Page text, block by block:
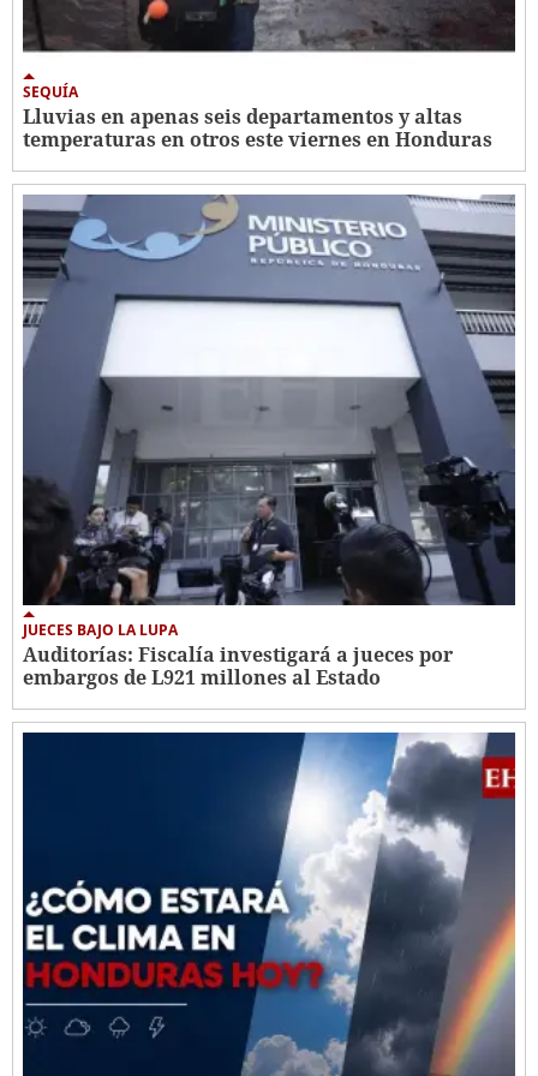
SEQUÍA
Lluvias en apenas seis departamentos y altas
temperaturas en otros este viernes en Honduras
JUECES BAJO LA LUPA
Auditorías: Fiscalía investigará a jueces por
embargos de L921 millones al Estado